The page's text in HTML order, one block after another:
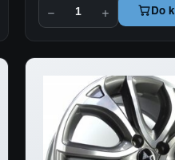
− + Do